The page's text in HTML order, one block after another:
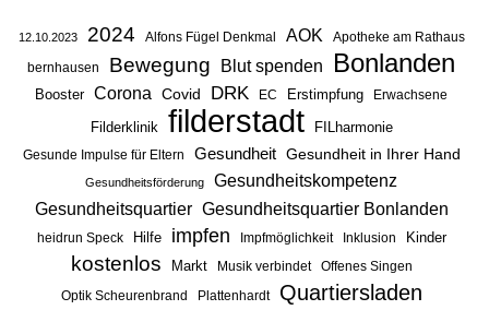
12.10.2023 2024 Alfons Fügel Denkmal AOK
Apotheke am Rathaus
bernhausen
Bewegung Blut spenden Bonlanden
Booster Corona Covid DRK EC Erstimpfung Erwachsene
Filderklinik filderstadt FILharmonie
Gesunde Impulse für Eltern Gesundheit Gesundheit in Ihrer Hand
Gesundheitsförderung Gesundheitskompetenz
Gesundheitsquartier Gesundheitsquartier Bonlanden
heidrun Speck Hilfe impfen Impfmöglichkeit Inklusion Kinder
kostenlos Markt Musik verbindet
Offenes Singen
Optik Scheurenbrand
Plattenhardt Quartiersladen